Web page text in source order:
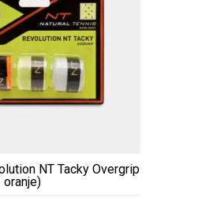
NT Tacky Overgrip